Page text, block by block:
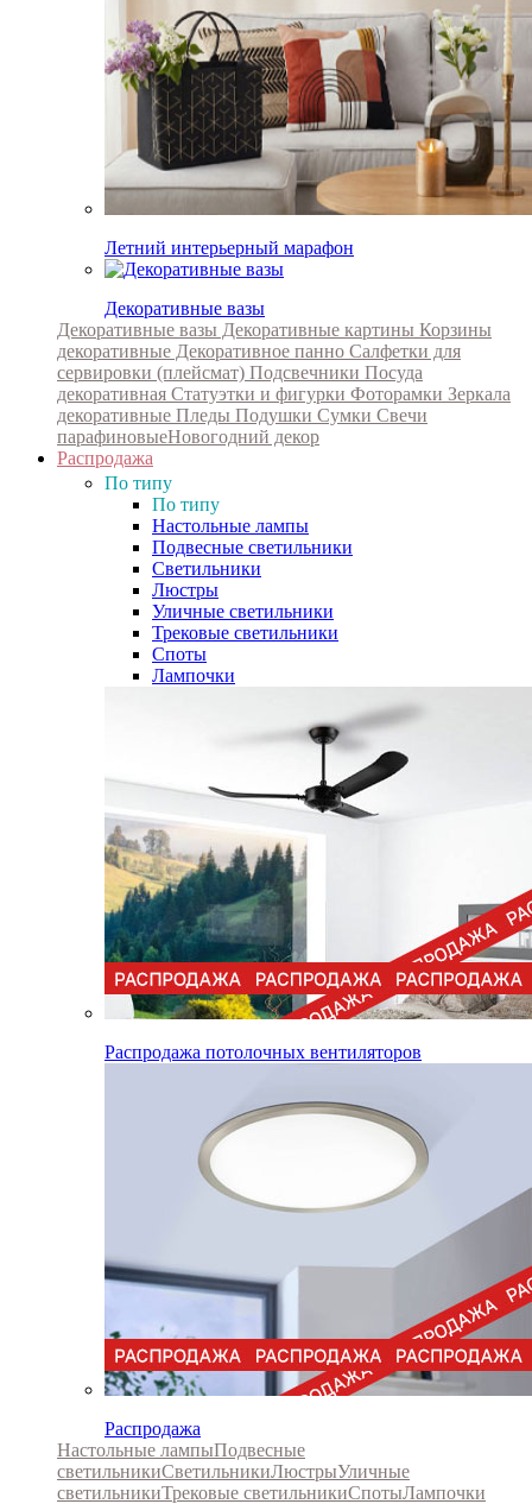
Летний интерьерный марафон
Декоративные вазы
Декоративные вазы Декоративные картины Корзины
декоративные Декоративное панно Салфетки для
сервировки (плейсмат) Подсвечники Посуда
декоративная Статуэтки и фигурки Фоторамки Зеркала
декоративные Пледы Подушки Сумки Свечи
парафиновыеНовогодний декор
Распродажа
По типу
По типу
Настольные лампы
Подвесные светильники
Светильники
Люстры
Уличные светильники
Трековые светильники
Споты
Лампочки
Распродажа потолочных вентиляторов
Распродажа
Настольные лампыПодвесные
светильникиСветильникиЛюстрыУличные
светильникиТрековые светильникиСпотыЛампочки